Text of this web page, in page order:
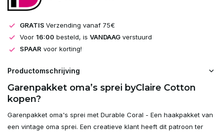
GRATIS Verzending vanaf 75€
Voor 16:00 besteld, is VANDAAG verstuurd
SPAAR voor korting!
Productomschrijving
Garenpakket oma’s sprei byClaire Cotton
kopen?
Garenpakket oma's sprei met Durable Coral - Een haakpakket van
een vintage oma sprei. Een creatieve klant heeft dit patroon ter